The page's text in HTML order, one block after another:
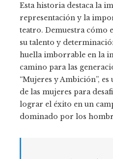
Esta historia destaca la
representación y la
teatro. Demuestra cómo
su talento y
huella imborrable en la
camino para las
“Mujeres y Ambición”,
de las mujeres para
lograr el éxito en un
dominado por los